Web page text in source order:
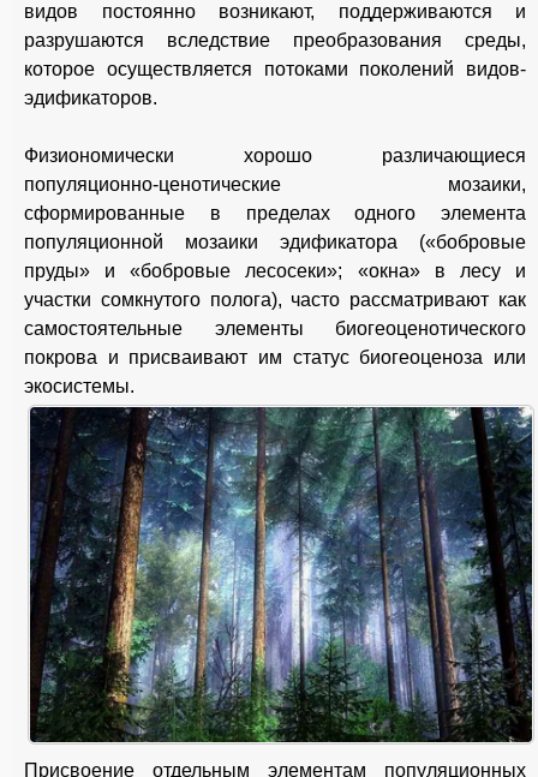
видов постоянно возникают, поддерживаются и
разрушаются вследствие преобразования среды,
которое осуществляется потоками поколений видов-
эдификаторов.
Физиономически хорошо различающиеся
популяционно-ценотические мозаики,
сформированные в пределах одного элемента
популяционной мозаики эдификатора («бобровые
пруды» и «бобровые лесосеки»; «окна» в лесу и
участки сомкнутого полога), часто рассматривают как
самостоятельные элементы биогеоценотического
покрова и присваивают им статус биогеоценоза или
экосистемы.
Присвоение отдельным элементам популяционных